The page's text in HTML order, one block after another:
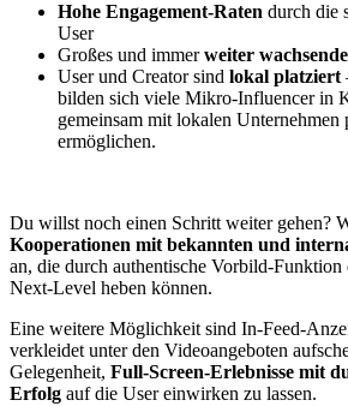
Hohe Engagement-Raten durch die
User
Großes und immerweiter
User und Creator sind lokal platziert
bilden sich viele Mikro-Influencer in
gemeinsam mit lokalen Unternehmen
ermöglichen.
Du willst noch einen Schritt weiter gehen?
Kooperationen mit bekannten und
an, die durch authentische Vorbild-
Next-Level heben können.
Eine weitere Möglichkeit sind In-Feed-
verkleidet unter den Videoangeboten
Gelegenheit, Full-Screen-Erlebnisse mit
Erfolg auf die User einwirken zu lassen.